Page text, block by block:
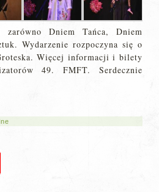
Dniem Tańca, Dniem
Wydarzenie rozpoczyna się o
Więcej informacji i bilety
49. FMFT. Serdecznie